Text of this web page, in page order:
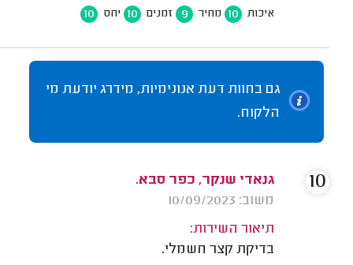
איכות 10 מחיר 9 זמנים 10 יחס 10
גם בחוות דעת אנונימיות, מידרג יודעת מי
הלקוח.
גנאדי שנקר, כפר סבא.
משוב: 10/09/2023
תיאור השירות:
בדיקת קצר חשמלי.
10